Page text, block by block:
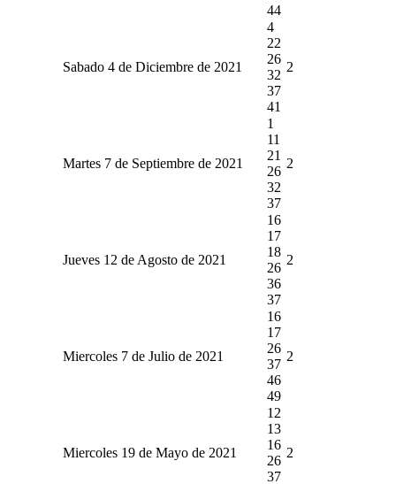
44
Sabado 4 de Diciembre de 2021
4
22
26
32
37
41
2
Martes 7 de Septiembre de 2021
1
11
21
26
32
37
2
Jueves 12 de Agosto de 2021
16
17
18
26
36
37
2
Miercoles 7 de Julio de 2021
16
17
26
37
46
49
2
Miercoles 19 de Mayo de 2021
12
13
16
26
37
2